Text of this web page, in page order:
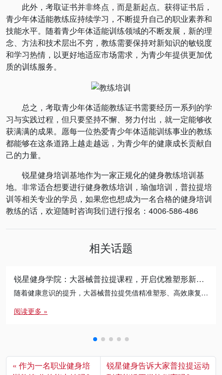
此外，考取证书并非终点，而是新起点。获得证书后，
青少年体适能教练应持续学习，不断提升自己的职业素养和
技能水平。随着青少年体适能训练领域的不断发展，新的理
念、方法和技术层出不穷，教练需要保持对新知识的敏锐度
和学习热情，以更好地适应市场需求，为青少年提供更加优
质的训练服务。
总之，考取青少年体适能教练证书需要经历一系列的学
习与实践过程，但只要坚持不懈、努力付出，就一定能够收
获满满的成果。愿每一位热爱青少年体适能训练事业的教练
都能够在这条道路上越走越远，为青少年的健康成长贡献自
己的力量。
锐星健身培训基地作为一家正规化的健身教练培训基
地。非常适合想要进行健身教练培训，瑜伽培训，普拉提培
训等相关专业的学员，如果您也想成为一名合格的健身培训
教练的话，欢迎随时咨询我们进行报名：4006-586-486
相关话题
锐星健身学院：大器械普拉提课程，开启优雅塑形新征程
随着健康意识的提升，大器械普拉提凭借精准塑形、高效康复的特点，成为健身行业热门领域。锐星健身学院聚焦市场需求，推出专业化、系统化的大器械普拉提教练培训课程，助您掌握核心技能，开启高薪职业新征程。
阅读更多 »
作为一名职业健身培
锐星健身告诉大家普拉提运动